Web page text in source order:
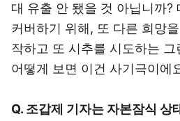
대 유출 안 됐을 것 아닙니까?
커버하기 위해, 또 다른 희망
작하고 또 시추를 시도하는
어떻게 보면 이건 사기극이에
Q. 조갑제 기자는 자본잠식 상